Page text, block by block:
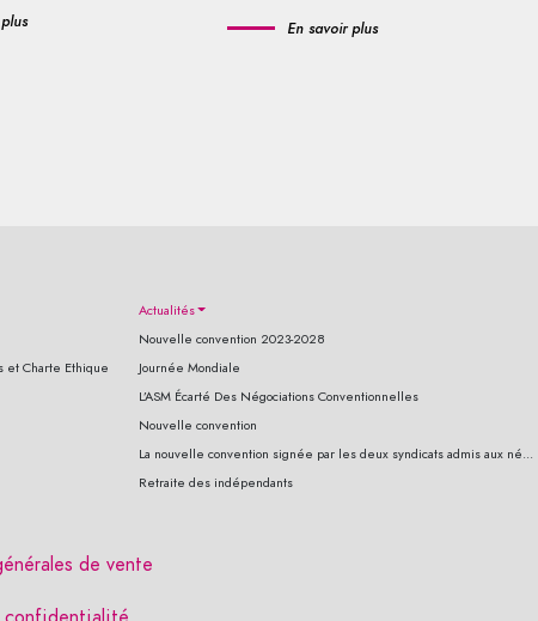
En savoir plus
et Charte Ethique
Actualités
Nouvelle convention 2023-2028
Journée Mondiale
L’ASM Écarté Des Négociations Conventionnelles
Nouvelle convention
La nouvelle convention signée par les deux syndicats admis aux né...
Retraite des indépendants
de vente